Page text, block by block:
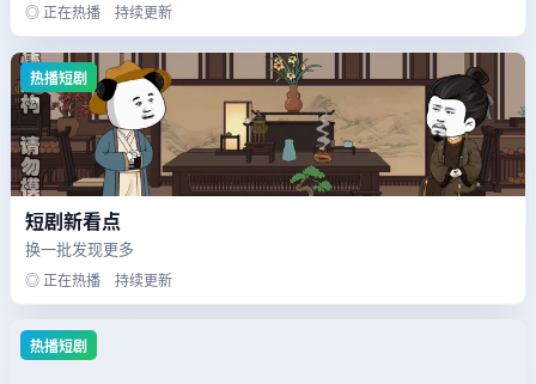
◎ 正在热播 持续更新
热播短剧
短剧新看点
换一批发现更多
◎ 正在热播 持续更新
热播短剧